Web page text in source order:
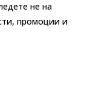
не на
промоции и